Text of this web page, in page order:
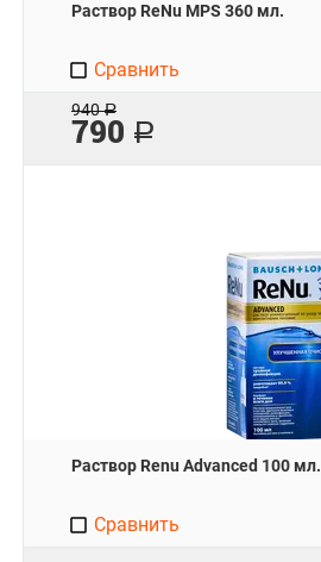
Раствор ReNu MPS 360 мл.
940 Р
790 Р
Сравнить
Раствор Renu Advanced 100 мл.
Сравнить